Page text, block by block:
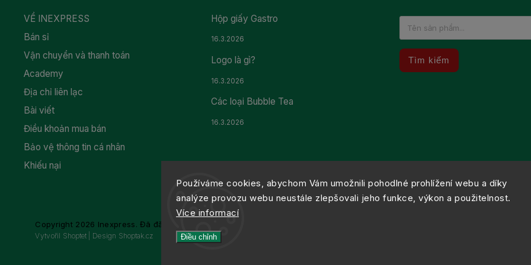
Používáme cookies, abychom Vám umožnili pohodlné prohlížení webu a díky
analýze provozu webu neustále zlepšovali jeho funkce, výkon a použitelnost.
Více informací
Điều chỉnh
VỀ INEXPRESS
Bán sỉ
Vận chuyển và thanh toán
Academy
Địa chỉ liên lạc
Bài viết
Điều khoản mua bán
Bảo vệ thông tin cá nhân
Khiếu nại
Hộp giấy Gastro
16.3.2026
Logo là gì?
16.3.2026
Các loại Bubble Tea
16.3.2026
Tìm kiếm
Copyright 2026 Inexpress. Đã đăng ký Bản quyền.
Vytvořil Shoptet | Design Shoptak.cz